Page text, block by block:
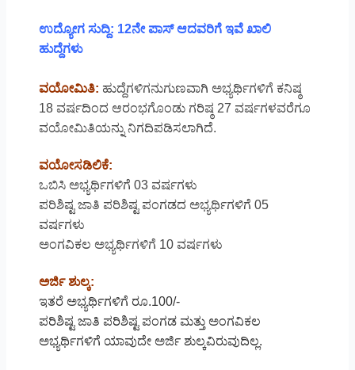
ಉದ್ಯೋಗ ಸುದ್ದಿ: 12ನೇ ಪಾಸ್ ಆದವರಿಗೆ ಇವೆ ಖಾಲಿ
ಹುದ್ದೆಗಳು
ವಯೋಮಿತಿ: ಹುದ್ದೆಗಳಿಗನುಗುಣವಾಗಿ ಅಭ್ಯರ್ಥಿಗಳಿಗೆ ಕನಿಷ್ಠ
18 ವರ್ಷದಿಂದ ಆರಂಭಗೊಂಡು ಗರಿಷ್ಠ 27 ವರ್ಷಗಳವರೆಗೂ
ವಯೋಮಿತಿಯನ್ನು ನಿಗದಿಪಡಿಸಲಾಗಿದೆ.
ವಯೋಸಡಿಲಿಕೆ:
ಒಬಿಸಿ ಅಭ್ಯರ್ಥಿಗಳಿಗೆ 03 ವರ್ಷಗಳು
ಪರಿಶಿಷ್ಟ ಜಾತಿ ಪರಿಶಿಷ್ಟ ಪಂಗಡದ ಅಭ್ಯರ್ಥಿಗಳಿಗೆ 05
ವರ್ಷಗಳು
ಅಂಗವಿಕಲ ಅಭ್ಯರ್ಥಿಗಳಿಗೆ 10 ವರ್ಷಗಳು
ಅರ್ಜಿ ಶುಲ್ಕ:
ಇತರೆ ಅಭ್ಯರ್ಥಿಗಳಿಗೆ ರೂ.100/-
ಪರಿಶಿಷ್ಟ ಜಾತಿ ಪರಿಶಿಷ್ಟ ಪಂಗಡ ಮತ್ತು ಅಂಗವಿಕಲ
ಅಭ್ಯರ್ಥಿಗಳಿಗೆ ಯಾವುದೇ ಅರ್ಜಿ ಶುಲ್ಕವಿರುವುದಿಲ್ಲ.